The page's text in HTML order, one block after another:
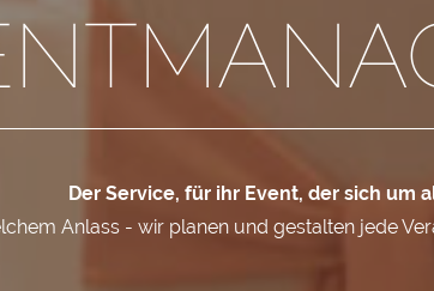
Der Service, für ihr Event, der sich um
Anlass - wir planen und gestalten jede